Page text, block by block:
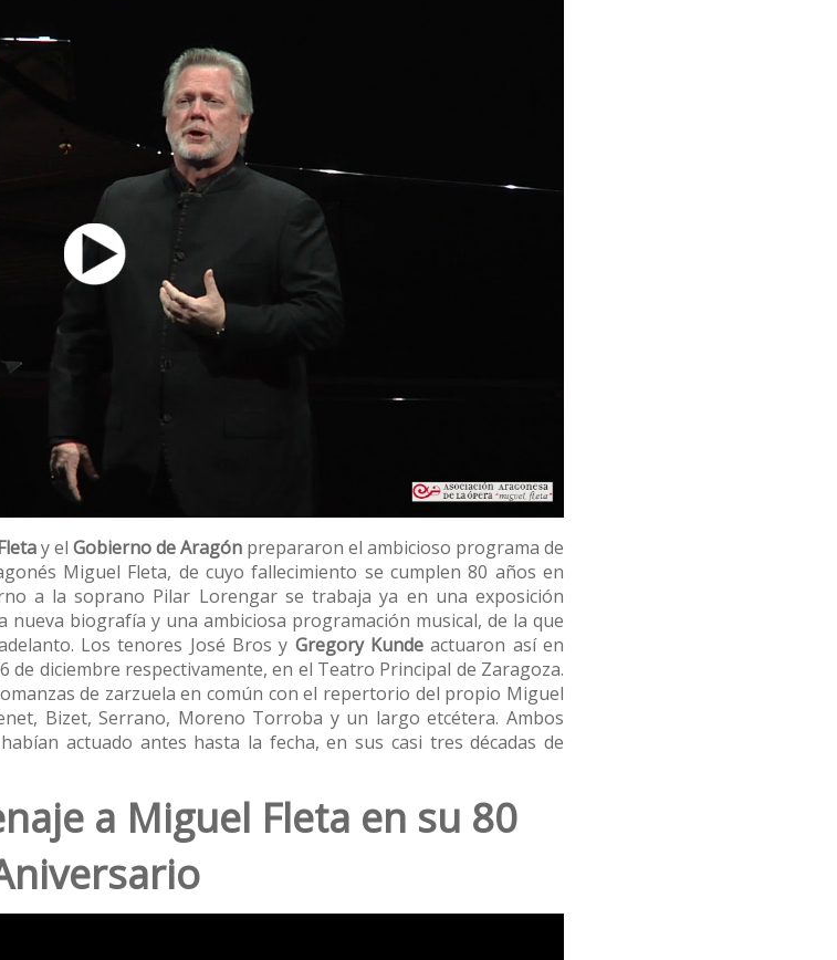
y el Gobierno de Aragón prepararon el ambicioso programa de
Miguel Fleta, de cuyo fallecimiento se cumplen 80 años en
a la soprano Pilar Lorengar se trabaja ya en una exposición
nueva biografía y una ambiciosa programación musical, de la que
Los tenores José Bros y Gregory Kunde actuaron así en
de diciembre respectivamente, en el Teatro Principal de Zaragoza.
de zarzuela en común con el repertorio del propio Miguel
Bizet, Serrano, Moreno Torroba y un largo etcétera. Ambos
actuado antes hasta la fecha, en sus casi tres décadas de
a Miguel Fleta en su 80